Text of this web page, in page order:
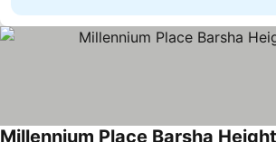
Millennium Place Barsha